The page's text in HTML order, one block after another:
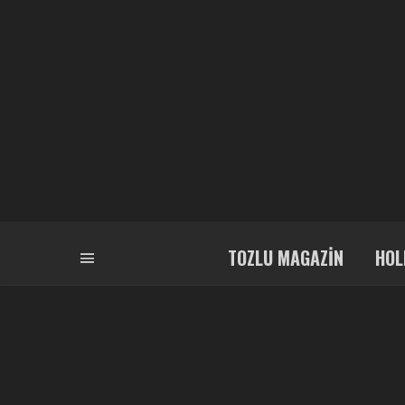
TOZLU MAGAZIN